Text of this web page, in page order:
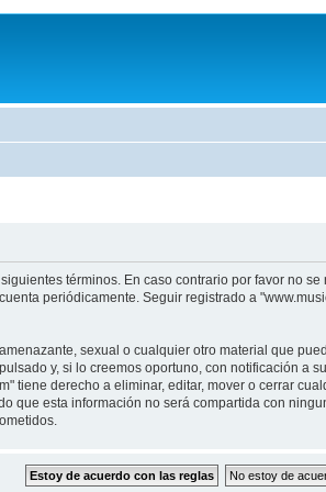
términos. En caso contrario por favor no
periódicamente. Seguir registrado a
sexual o cualquier otro material que
y, si lo creemos oportuno, con notificación a
tiene derecho a eliminar, editar, mover o cerrar
esta información no será compartida con